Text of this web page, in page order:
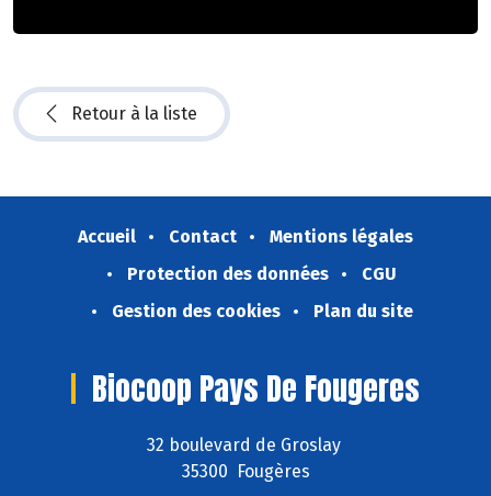
Retour à la liste
Accueil Contact
Mentions légales
Protection des données
CGU
Gestion des cookies
Plan du site
Biocoop Pays De Fougeres
32 boulevard de Groslay
35300 Fougères